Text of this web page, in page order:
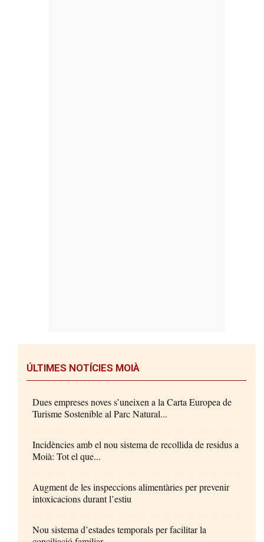
ÚLTIMES NOTÍCIES MOIÀ
Dues empreses noves s’uneixen a la Carta Europea de
Turisme Sostenible al Parc Natural...
Incidències amb el nou sistema de recollida de residus a
Moià: Tot el que...
Augment de les inspeccions alimentàries per prevenir
intoxicacions durant l’estiu
Nou sistema d’estades temporals per facilitar la